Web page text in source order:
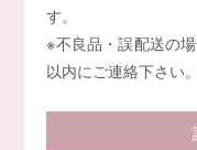
す。
※不良品・誤配送の
以内にご連絡下さい。